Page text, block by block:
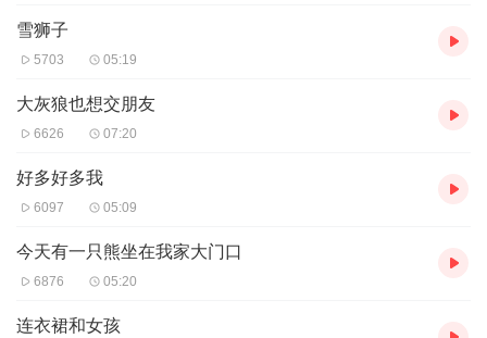
雪狮子
5703 05:19
大灰狼也想交朋友
6626 07:20
好多好多我
6097 05:09
今天有一只熊坐在我家大门口
6876 05:20
连衣裙和女孩